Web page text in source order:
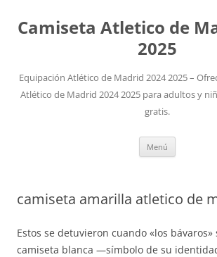
Camiseta Atletico de
2025
Equipación Atlético de Madrid 2024 2025 –
Atlético de Madrid 2024 2025 para adultos y
gratis.
Menú
camiseta amarilla atletico de
Estos se detuvieron cuando «los
camiseta blanca —símbolo de su